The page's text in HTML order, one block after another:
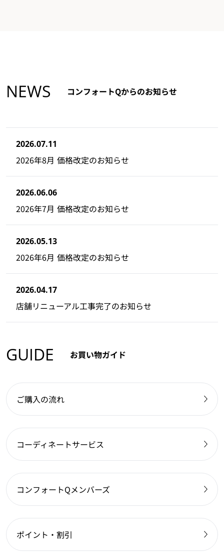
NEWS コンフォートQからのお知らせ
2026.07.11
2026年8月 価格改定のお知らせ
2026.06.06
2026年7月 価格改定のお知らせ
2026.05.13
2026年6月 価格改定のお知らせ
2026.04.17
店舗リニューアル工事完了のお知らせ
GUIDE お買い物ガイド
ご購入の流れ
コーディネートサービス
コンフォートQメンバーズ
ポイント・割引